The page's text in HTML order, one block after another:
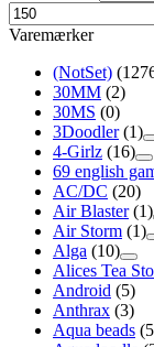
Varemærker
(NotSet)
30MM (2)
30MS (0)
3Doodler (1)
4-Girlz (16)
69 english
AC/DC (20)
Air Blaster (1)
Air Storm (1)
Alga (10)
Alices Tea
Android (5)
Anthrax (3)
Aqua beads